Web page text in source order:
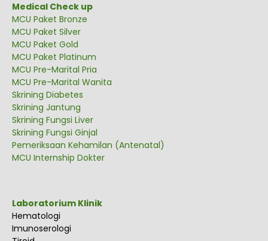
Medical Check up
MCU Paket Bronze
MCU Paket Silver
MCU Paket Gold
MCU Paket Platinum
MCU Pre-Marital Pria
MCU Pre-Marital Wanita
Skrining Diabetes
Skrining Jantung
Skrining Fungsi Liver
Skrining Fungsi Ginjal
Pemeriksaan Kehamilan (Antenatal)
MCU Internship Dokter
Laboratorium Klinik
Hematologi
Imunoserologi